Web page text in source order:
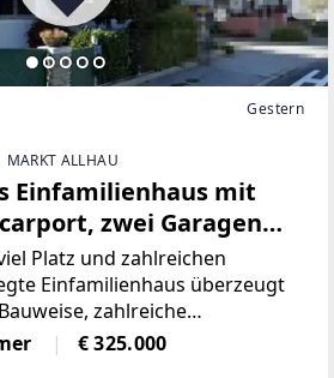
Gestern
ALLHAU
Einfamilienhaus mit
zwei Garagen
in zentraler
Platz und zahlreichen
Einfamilienhaus überzeugt
zahlreiche
Jahr 2003 und eine
Das ursprünglich ca.
€ 325.000